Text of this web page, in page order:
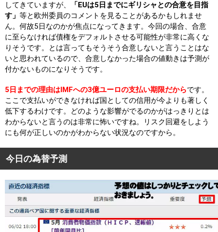
してきていますが、
「EUは5日までにギリシャとの合意を目指
す」 等と欧州委員のコメントを見ることがあるかもしれませ
ん。何故5日なのかが焦点になってきます。今回の場合、合意
に至らなければ債権をデフォルトさせる可能性が非常に高くな
りそうです。とは言ってもそうそう合意しないと言うことはな
いと思われているので、合意しなかった場合の値動きは予測が
付かないものになりそうです。
5日までの理由はIMFへの3億ユーロの支払い期限だからです。
ここで支払いができなければ国としての信用が今よりも著しく
低下するわけです。どのような影響がでるのかがはっきりとは
わからないと言うのは非常に怖いですね。リスク回避をしよう
にも何が正しいのかがわからない状況なのですから。
今日の為替予測